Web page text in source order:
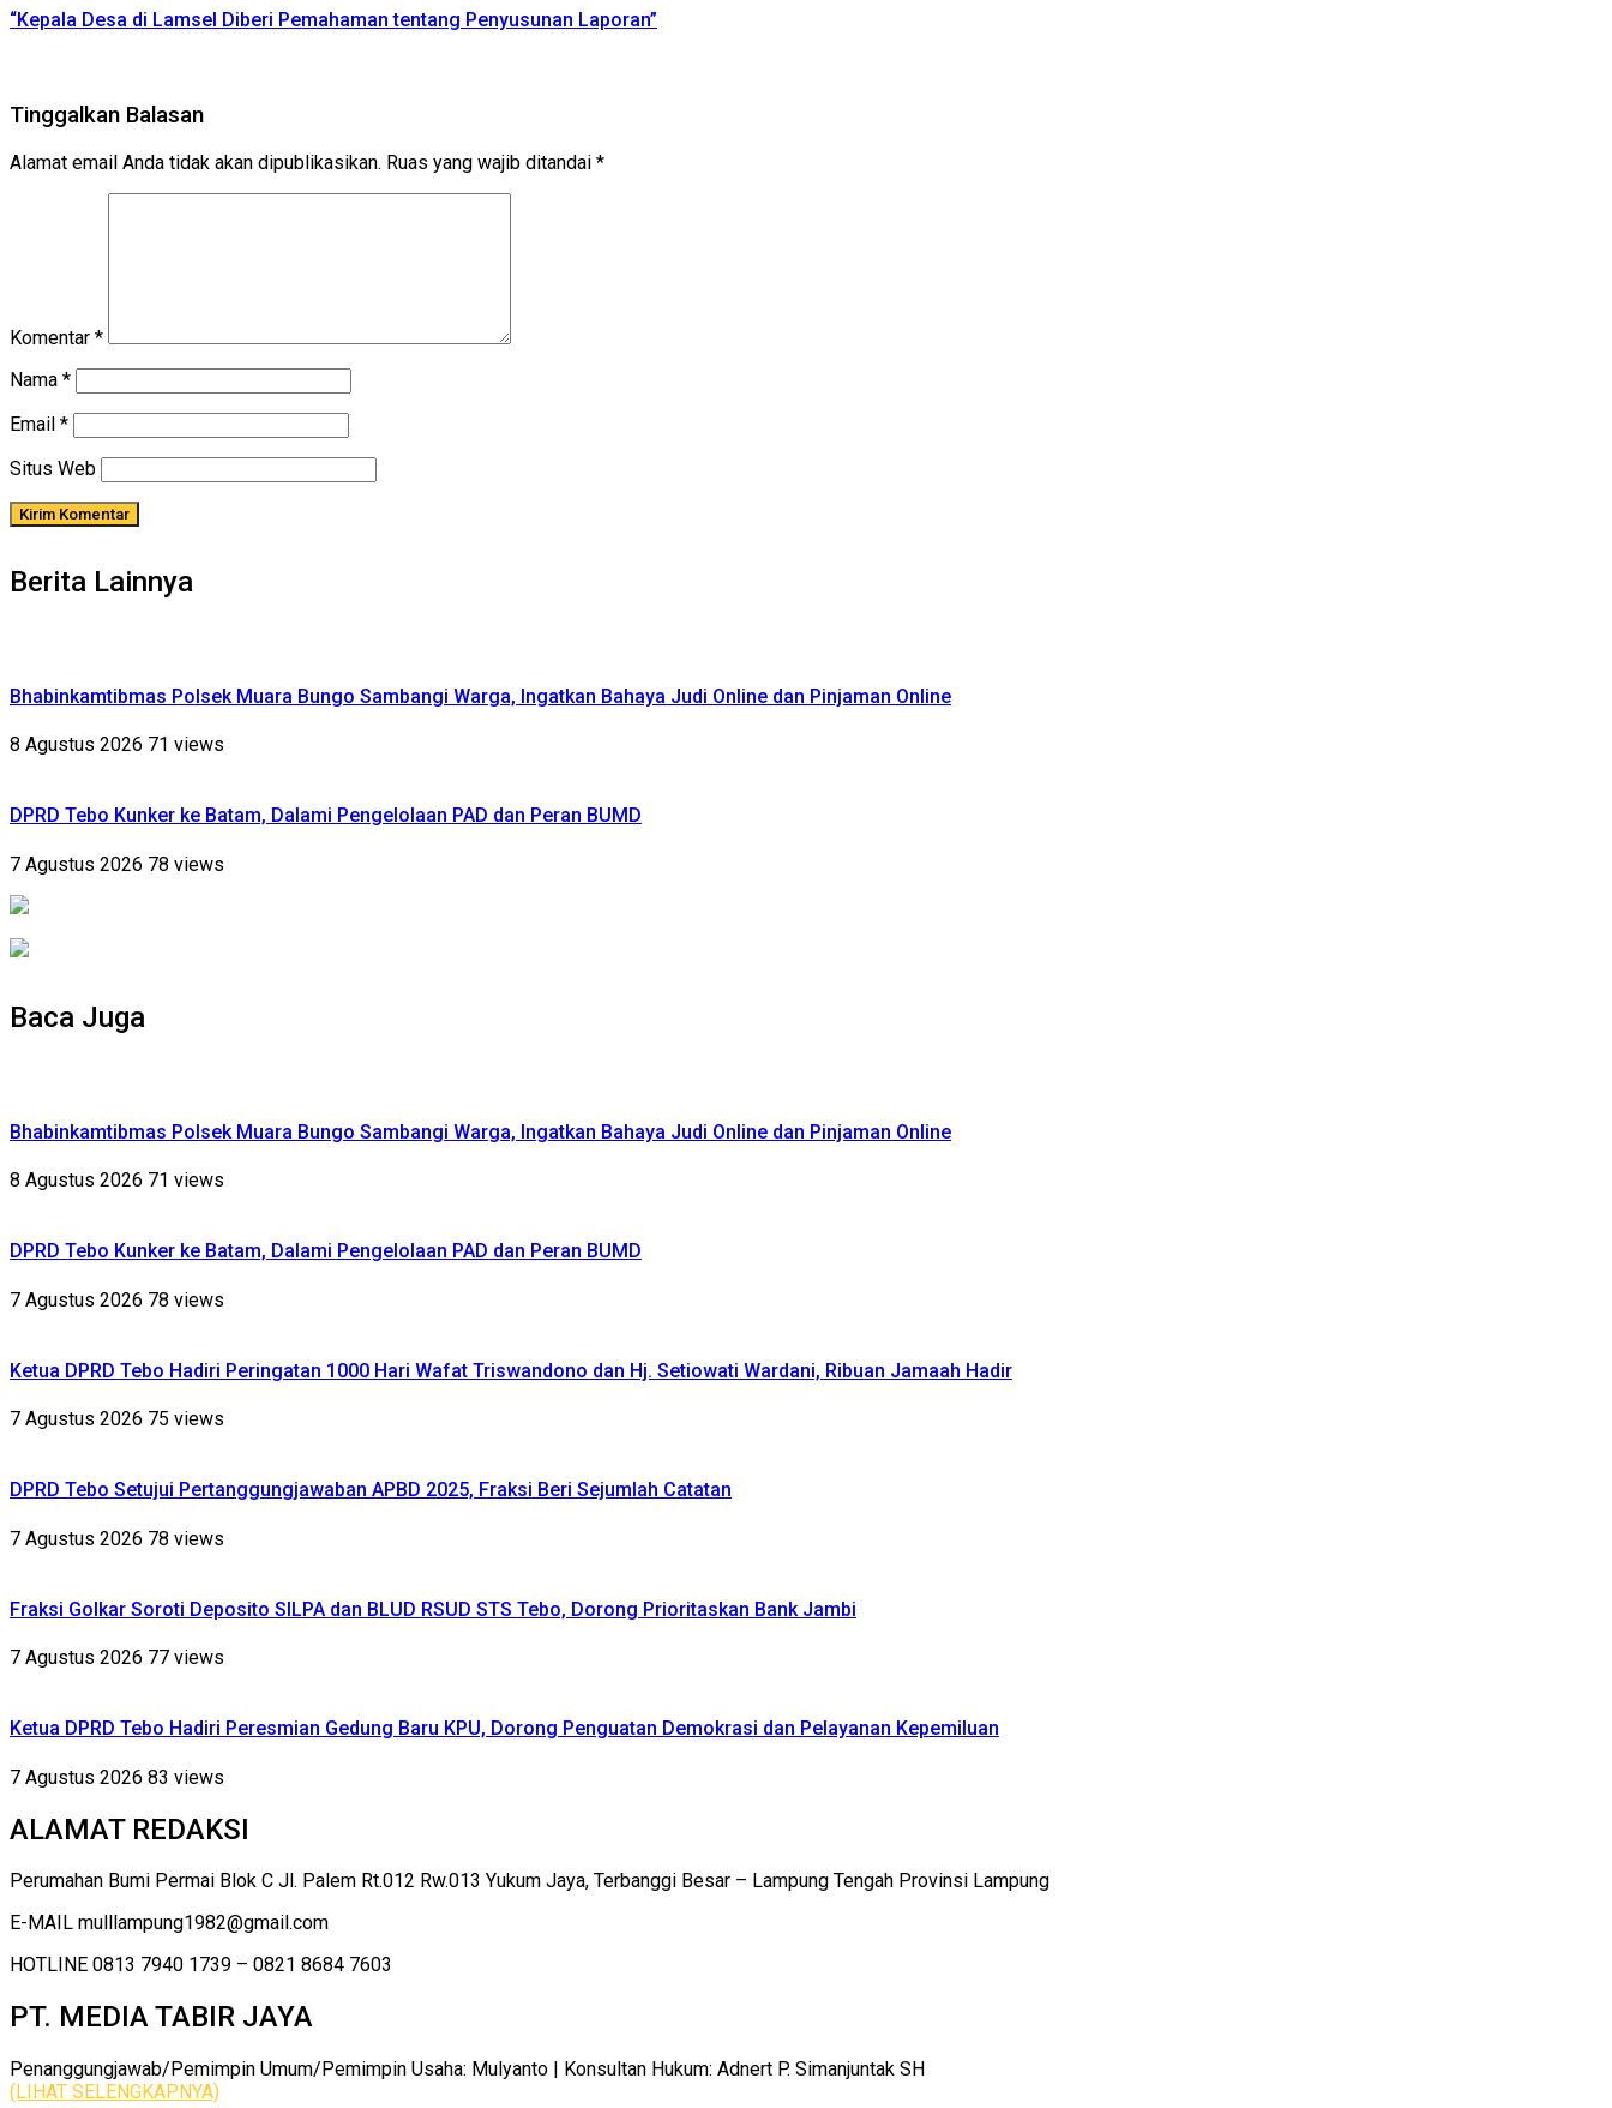
“Kepala Desa di Lamsel Diberi Pemahaman tentang Penyusunan Laporan”
Tinggalkan Balasan
Alamat email Anda tidak akan dipublikasikan. Ruas yang wajib ditandai *
Komentar *
Nama *
Email *
Situs Web
Berita Lainnya
Bhabinkamtibmas Polsek Muara Bungo Sambangi Warga, Ingatkan Bahaya Judi Online dan Pinjaman Online
8 Agustus 2026 71 views
DPRD Tebo Kunker ke Batam, Dalami Pengelolaan PAD dan Peran BUMD
7 Agustus 2026 78 views
Baca Juga
Bhabinkamtibmas Polsek Muara Bungo Sambangi Warga, Ingatkan Bahaya Judi Online dan Pinjaman Online
8 Agustus 2026 71 views
DPRD Tebo Kunker ke Batam, Dalami Pengelolaan PAD dan Peran BUMD
7 Agustus 2026 78 views
Ketua DPRD Tebo Hadiri Peringatan 1000 Hari Wafat Triswandono dan Hj. Setiowati Wardani, Ribuan Jamaah Hadir
7 Agustus 2026 75 views
DPRD Tebo Setujui Pertanggungjawaban APBD 2025, Fraksi Beri Sejumlah Catatan
7 Agustus 2026 78 views
Fraksi Golkar Soroti Deposito SILPA dan BLUD RSUD STS Tebo, Dorong Prioritaskan Bank Jambi
7 Agustus 2026 77 views
Ketua DPRD Tebo Hadiri Peresmian Gedung Baru KPU, Dorong Penguatan Demokrasi dan Pelayanan Kepemiluan
7 Agustus 2026 83 views
ALAMAT REDAKSI
Perumahan Bumi Permai Blok C Jl. Palem Rt.012 Rw.013 Yukum Jaya, Terbanggi Besar – Lampung Tengah Provinsi Lampung
E-MAIL mulllampung1982@gmail.com
HOTLINE 0813 7940 1739 – 0821 8684 7603
PT. MEDIA TABIR JAYA
Penanggungjawab/Pemimpin Umum/Pemimpin Usaha: Mulyanto | Konsultan Hukum: Adnert P. Simanjuntak SH
(LIHAT SELENGKAPNYA)